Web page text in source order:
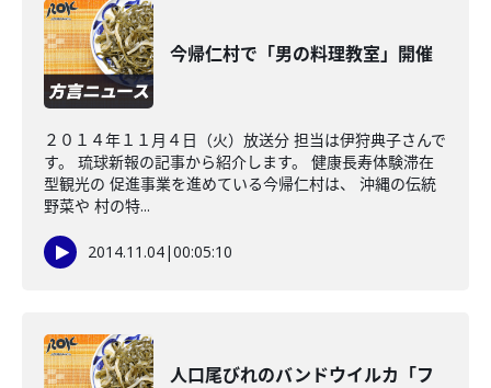
今帰仁村で「男の料理教室」開催
２０１４年１１月４日（火）放送分 担当は伊狩典子さんで
す。 琉球新報の記事から紹介します。 健康長寿体験滞在
型観光の 促進事業を進めている今帰仁村は、 沖縄の伝統
野菜や 村の特...
2014.11.04|00:05:10
人口尾びれのバンドウイルカ「フ